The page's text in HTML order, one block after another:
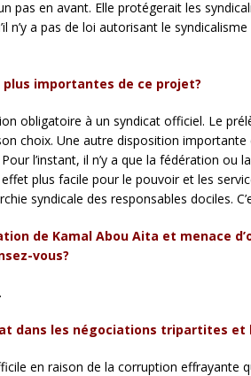
pas en avant. Elle protégerait les
n’y a pas de loi autorisant le
importantes de ce projet?
obligatoire à un syndicat officiel. Le
choix. Une autre disposition
l’instant, il n’y a que la fédération
plus facile pour le pouvoir et les
syndicale des responsables dociles.
de Kamal Abou Aita et menace
vous?
dans les négociations tripartites
en raison de la corruption